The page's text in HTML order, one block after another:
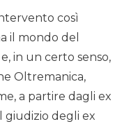
così
il mondo del
e, in un certo senso,
Oltremanica,
a partire dagli ex
giudizio degli ex